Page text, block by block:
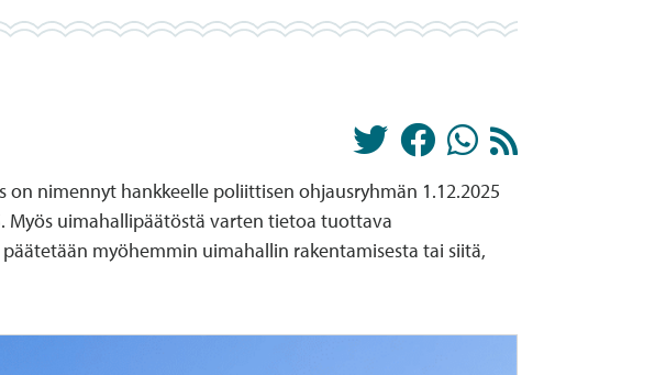
nimennyt hankkeelle poliittisen ohjausryhmän 1.12.2025
Myös uimahallipäätöstä varten tietoa tuottava
myöhemmin uimahallin rakentamisesta tai siitä,